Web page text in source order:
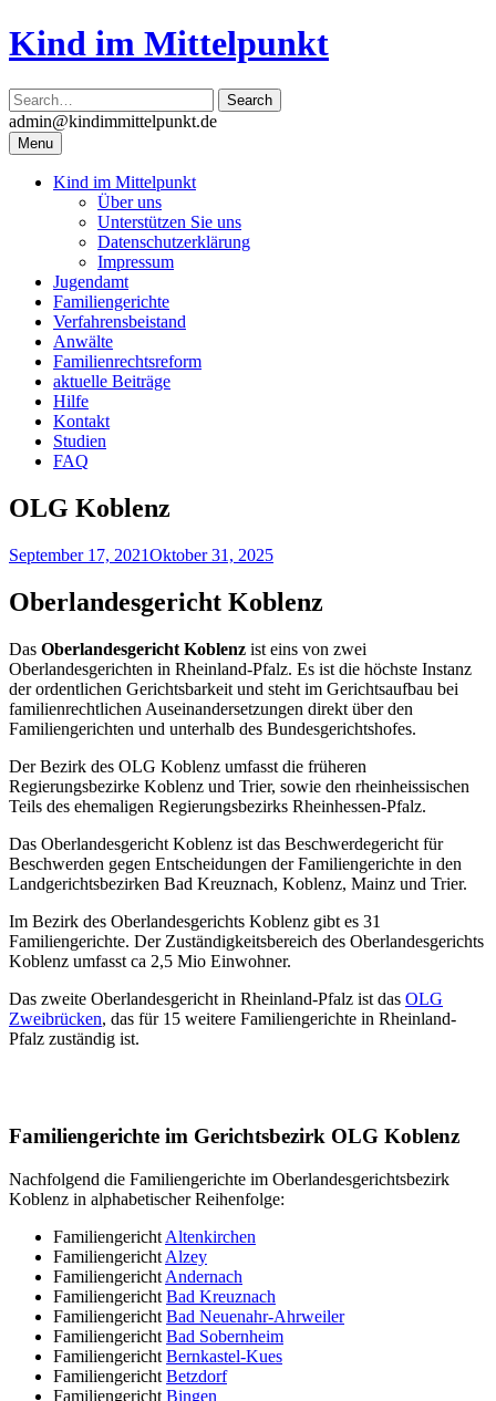
Skip
to
Kind im Mittelpunkt
admin@kindimmittelpunkt.de
Menu
Kind im Mittelpunkt
Über uns
Unterstützen Sie uns
Datenschutzerklärung
Impressum
Jugendamt
Familiengerichte
Verfahrensbeistand
Anwälte
Familienrechtsreform
aktuelle Beiträge
Hilfe
Kontakt
Studien
FAQ
OLG Koblenz
September 17, 2021Oktober 31, 2025
Oberlandesgericht Koblenz
Das Oberlandesgericht Koblenz ist eins von zwei
Oberlandesgerichten in Rheinland-Pfalz. Es ist die höchste Instanz
der ordentlichen Gerichtsbarkeit und steht im Gerichtsaufbau bei
familienrechtlichen Auseinandersetzungen direkt über den
Familiengerichten und unterhalb des Bundesgerichtshofes.
Der Bezirk des OLG Koblenz umfasst die früheren
Regierungsbezirke Koblenz und Trier, sowie den rheinheissischen
Teils des ehemaligen Regierungsbezirks Rheinhessen-Pfalz.
Das Oberlandesgericht Koblenz ist das Beschwerdegericht für
Beschwerden gegen Entscheidungen der Familiengerichte in den
Landgerichtsbezirken Bad Kreuznach, Koblenz, Mainz und Trier.
Im Bezirk des Oberlandesgerichts Koblenz gibt es 31
Familiengerichte. Der Zuständigkeitsbereich des Oberlandesgerichts
Koblenz umfasst ca 2,5 Mio Einwohner.
Das zweite Oberlandesgericht in Rheinland-Pfalz ist das OLG
Zweibrücken, das für 15 weitere Familiengerichte in Rheinland-
Pfalz zuständig ist.
Familiengerichte im Gerichtsbezirk OLG Koblenz
Nachfolgend die Familiengerichte im Oberlandesgerichtsbezirk
Koblenz in alphabetischer Reihenfolge:
Familiengericht Altenkirchen
Familiengericht Alzey
Familiengericht Andernach
Familiengericht Bad Kreuznach
Familiengericht Bad Neuenahr-Ahrweiler
Familiengericht Bad Sobernheim
Familiengericht Bernkastel-Kues
Familiengericht Betzdorf
Familiengericht Bingen